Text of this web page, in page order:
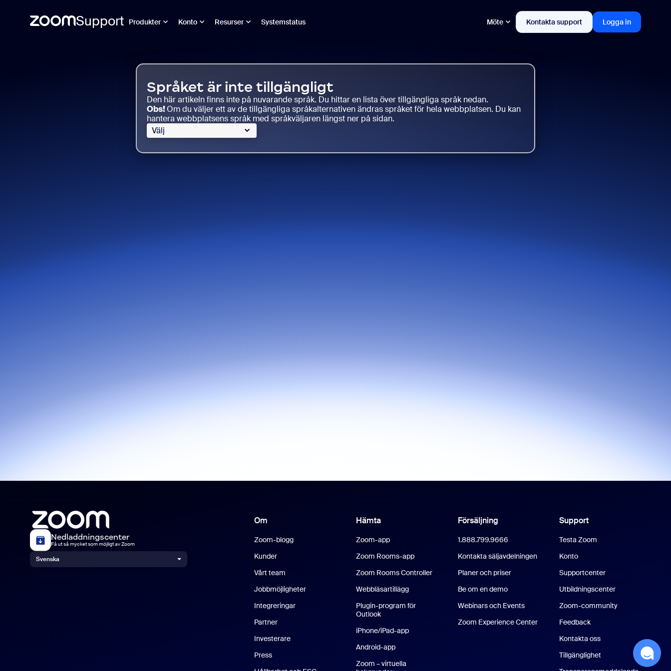
Support Produkter Konto Resurser Systemstatus Möte Kontakta support Logga in
Språket är inte tillgängligt
Den här artikeln finns inte på nuvarande språk. Du hittar en lista över tillgängliga språk nedan.
Obs!Om du väljer ett av de tillgängliga språkalternativen ändras språket för hela webbplatsen. Du kan
hantera webbplatsens språk med språkväljaren längst ner på sidan.
Välj
Nedladdningscenter
Få ut så mycket som möjligt av Zoom
Svenska
Om
Zoom-blogg
Kunder
Vårt team
Jobbmöjligheter
Integreringar
Partner
Investerare
Press
Hämta
Zoom-app
Zoom Rooms-app
Zoom Rooms Controller
Webbläsartillägg
Plugin-program för
Outlook
iPhone/iPad-app
Android-app
Zoom – virtuella
Försäljning
1.888.799.9666
Kontakta säljavdelningen
Planer och priser
Be om en demo
Webinars och Events
Zoom Experience Center
Support
Testa Zoom
Konto
Supportcenter
Utbildningscenter
Zoom-community
Feedback
Kontakta oss
Tillgänglighet